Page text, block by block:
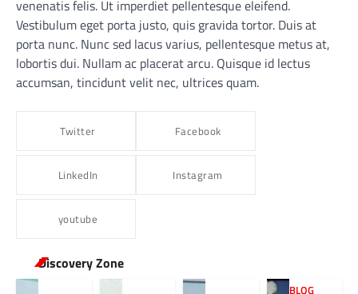
venenatis felis. Ut imperdiet pellentesque eleifend.
Vestibulum eget porta justo, quis gravida tortor. Duis at
porta nunc. Nunc sed lacus varius, pellentesque metus at,
lobortis dui. Nullam ac placerat arcu. Quisque id lectus
accumsan, tincidunt velit nec, ultrices quam.
Twitter Facebook
LinkedIn Instagram
youtube
Discovery Zone
BLOG